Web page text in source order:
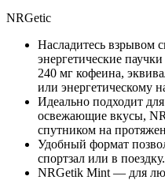
NRGetic
Насладитесь взрывом
энергетические
240 мг кофеина,
или энергетическому
Идеально подходит
освежающие вкусы,
спутником на
Удобный формат
спортзал или в поездку.
NRGetik Mint — для